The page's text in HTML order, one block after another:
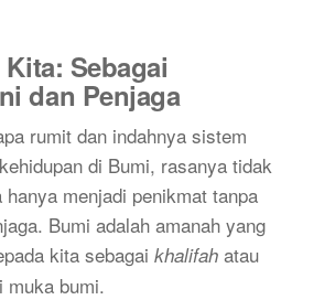
Sebagai
dan Penjaga
rumit dan indahnya sistem
di Bumi, rasanya tidak
menjadi penikmat tanpa
Bumi adalah amanah yang
kita sebagai khalifahatau
muka bumi.